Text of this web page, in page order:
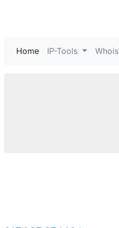
Home (current)
IP-Tools Whois